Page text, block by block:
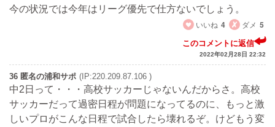
今の状況では今年はリーグ優先で仕方ないでしょう。
いいね 4 ダメ 5
このコメントに返信
2022年02月28日 22:32
36 匿名の浦和サポ (IP:220.209.87.106 )
中2日って・・・高校サッカーじゃないんだからさ。高校
サッカーだって過密日程が問題になってるのに、もっと激
しいプロがこんな日程で試合したら壊れるぞ。けどもう変